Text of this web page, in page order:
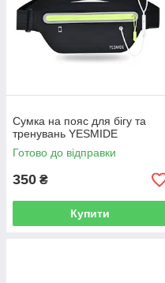
Сумка на пояс для бігу та
тренувань YESMIDE
Готово до відправки
350 ₴
Купити